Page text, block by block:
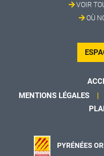
VOIR
OÙ
MENTIONS LÉGALES
PYRÉNÉES